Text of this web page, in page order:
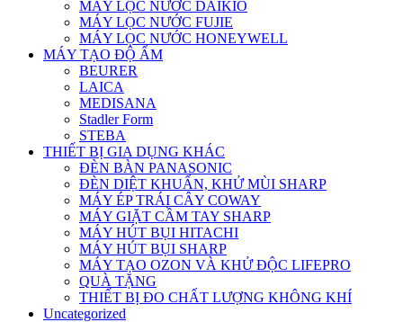
MÁY LỌC NƯỚC DAIKIO
MÁY LỌC NƯỚC FUJIE
MÁY LỌC NƯỚC HONEYWELL
MÁY TẠO ĐỘ ẨM
BEURER
LAICA
MEDISANA
Stadler Form
STEBA
THIẾT BỊ GIA DỤNG KHÁC
ĐÈN BÀN PANASONIC
ĐÈN DIỆT KHUẨN, KHỬ MÙI SHARP
MÁY ÉP TRÁI CÂY COWAY
MÁY GIẶT CẦM TAY SHARP
MÁY HÚT BỤI HITACHI
MÁY HÚT BỤI SHARP
MÁY TẠO OZON VÀ KHỬ ĐỘC LIFEPRO
QUÀ TẶNG
THIẾT BỊ ĐO CHẤT LƯỢNG KHÔNG KHÍ
Uncategorized